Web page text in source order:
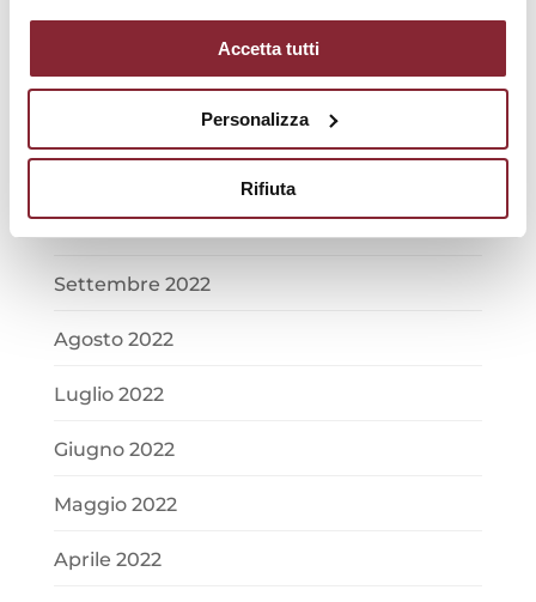
Accetta tutti
Personalizza
Rifiuta
Settembre 2022
Agosto 2022
Luglio 2022
Giugno 2022
Maggio 2022
Aprile 2022